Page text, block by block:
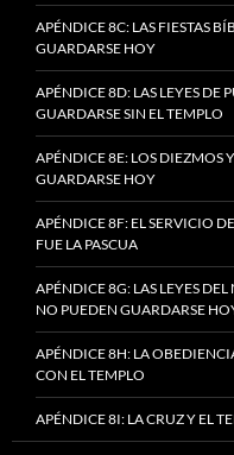
APÉNDICE 8C: LAS FIESTAS
GUARDARSE HOY
APÉNDICE 8D: LAS LEYES
GUARDARSE SIN EL TEMPLO
APÉNDICE 8E: LOS DIEZMOS
GUARDARSE HOY
APÉNDICE 8F: EL SERVICIO
FUE LA PASCUA
APÉNDICE 8G: LAS LEYES
NO PUEDEN GUARDARSE
APÉNDICE 8H: LA
CON EL TEMPLO
APÉNDICE 8I: LA CRUZ Y EL